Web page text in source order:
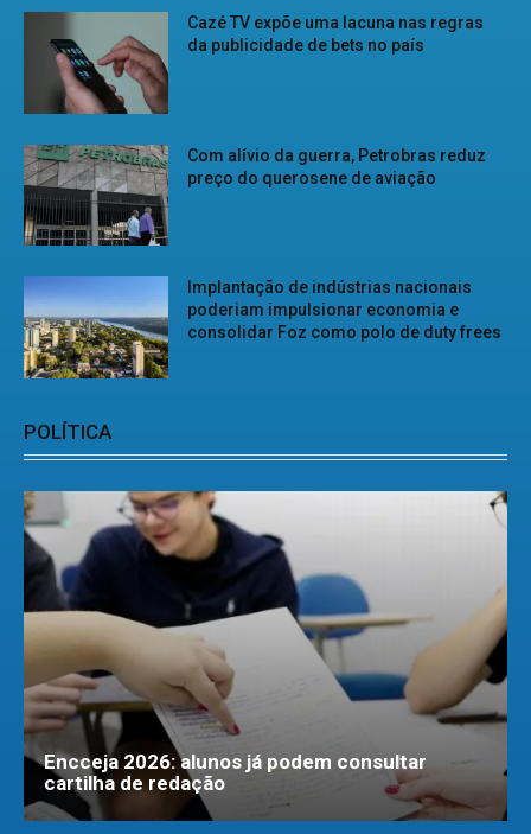
Cazé TV expõe uma lacuna nas regras
da publicidade de bets no país
Com alívio da guerra, Petrobras reduz
preço do querosene de aviação
Implantação de indústrias nacionais
poderiam impulsionar economia e
consolidar Foz como polo de duty frees
POLÍTICA
Encceja 2026: alunos já podem consultar
cartilha de redação